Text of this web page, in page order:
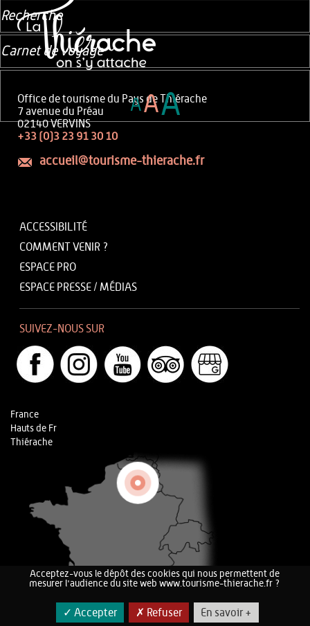
Office de tourisme du Pays de Thiérache
7 avenue du Préau
02140 VERVINS
+33 (0)3 23 91 30 10
accueil@tourisme-thierache.fr
ACCESSIBILITÉ
COMMENT VENIR ?
ESPACE PRO
ESPACE PRESSE / MÉDIAS
SUIVEZ-NOUS SUR
France
Hauts de Fr
Thiérache
Recherche
Carnet de voyage
AAA
Acceptez-vous le dépôt des cookies qui nous permettent de
mesurer l'audience du site web www.tourisme-thierache.fr ?
✓ Accepter ✗ Refuser En savoir +